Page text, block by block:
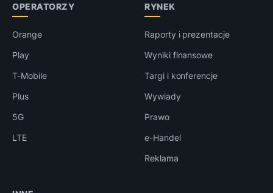
OPERATORZY
Orange
Play
T-Mobile
Plus
5G
LTE
RYNEK
Raporty i prezentacje
Wyniki finansowe
Targi i konferencje
Wywiady
Prawo
e-Handel
Reklama